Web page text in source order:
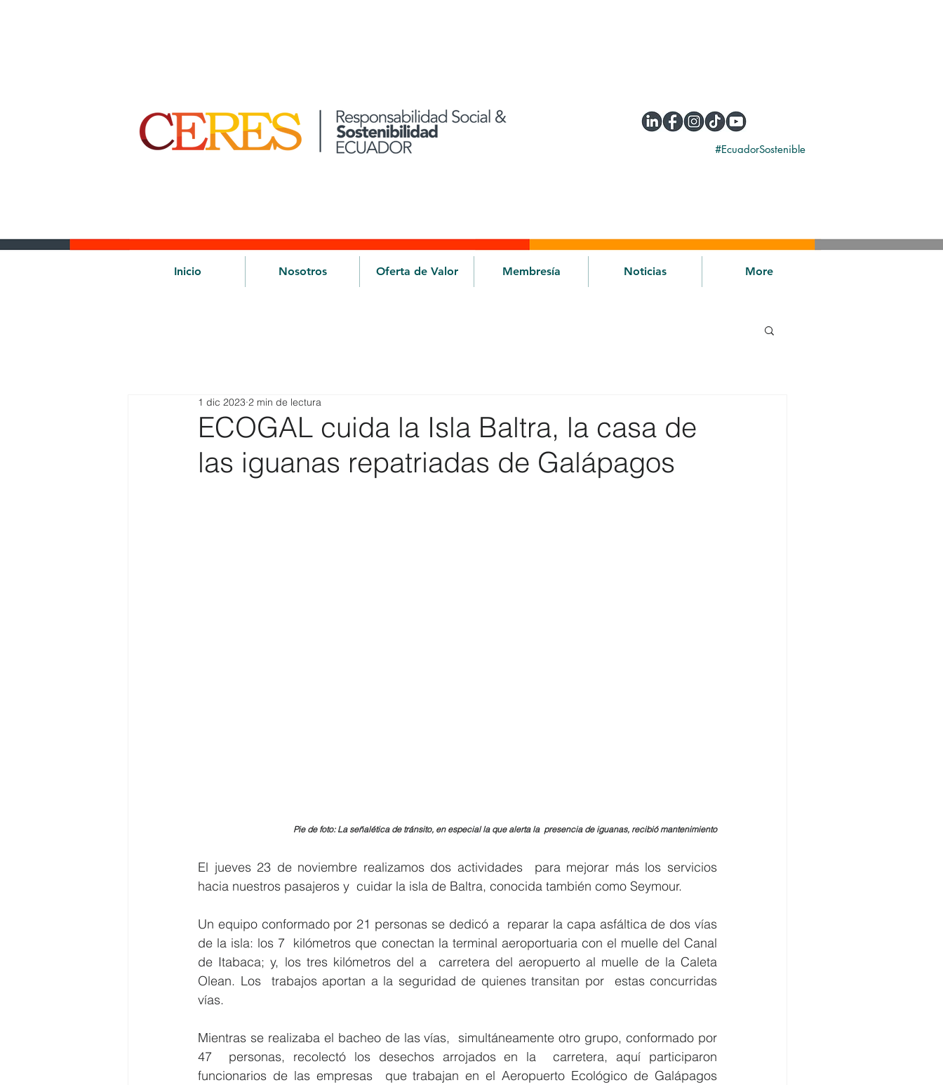
#EcuadorSostenible
Inicio Nosotros Oferta de Valor Membresía Noticias More
ECOGAL cuida la Isla Baltra, la casa de
las iguanas repatriadas de Galápagos
1 dic 2023 2 min de lectura
Pie de foto: La señalética de tránsito, en especial la que alerta la  presencia de iguanas, recibió mantenimiento
El jueves 23 de noviembre realizamos dos actividades  para mejorar más los servicios
hacia nuestros pasajeros y  cuidar la isla de Baltra, conocida también como Seymour.
Un equipo conformado por 21 personas se dedicó a  reparar la capa asfáltica de dos vías
de la isla: los 7  kilómetros que conectan la terminal aeroportuaria con el muelle del Canal
de Itabaca; y, los tres kilómetros del a  carretera del aeropuerto al muelle de la Caleta
Olean. Los  trabajos aportan a la seguridad de quienes transitan por  estas concurridas
vías.
Mientras se realizaba el bacheo de las vías,  simultáneamente otro grupo, conformado por
47  personas, recolectó los desechos arrojados en la  carretera, aquí participaron
funcionarios de las empresas  que trabajan en el Aeropuerto Ecológico de Galápagos